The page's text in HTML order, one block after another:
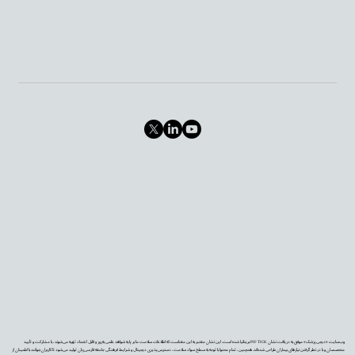
وب‌سایت «دیجی‌پزشک» موفق به دریافت نشان PIF TICK بریتانیا شده است. این نشان معتبر به این معناست که اطلاعات سلامت ما بر پایه شواهد علمی به‌روز و قابل اعتماد تهیه می‌شوند، با مشارکت و تأیید
متخصصان و با در نظر گرفتن نیازهای بیماران طراحی شده‌اند. همچنین، تمام محتوا با توجه به سطح سواد سلامت، دسترس‌پذیری دیجیتال و شرایط فرهنگی جامعه فارسی‌زبان تولید می‌شود تا کاربران بتوانند با اطمینان از